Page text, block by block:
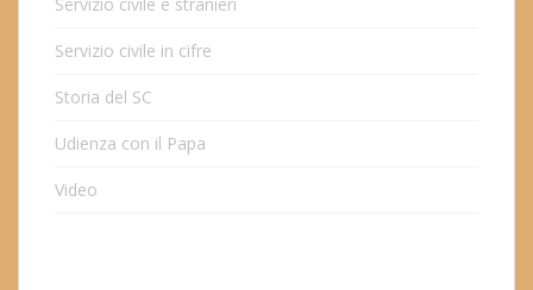
Servizio civile in cifre
Storia del SC
Udienza con il Papa
Video